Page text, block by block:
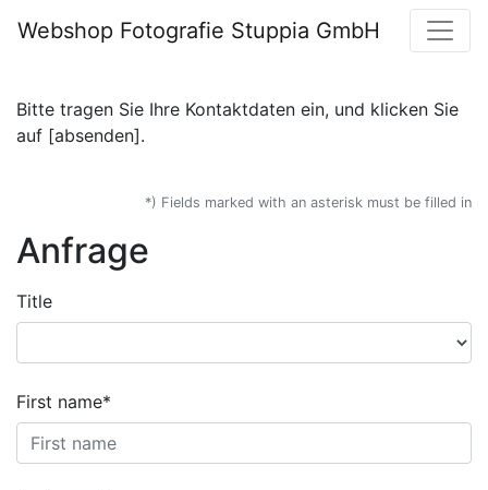
Webshop Fotografie Stuppia GmbH
Bitte tragen Sie Ihre Kontaktdaten ein, und klicken Sie
auf [absenden].
*) Fields marked with an asterisk must be filled in
Anfrage
Title
First name*